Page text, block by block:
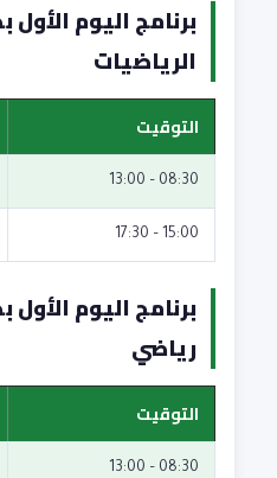
الرياضيات
التوقيت
08:30 – 13:00
15:00 – 17:30
رياضي
التوقيت
08:30 – 13:00